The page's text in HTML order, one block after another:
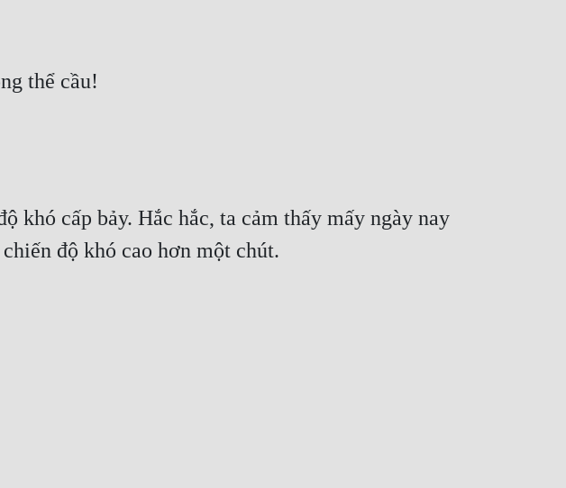
thể cầu!
khó cấp bảy. Hắc hắc, ta cảm thấy mấy ngày nay
độ khó cao hơn một chút.